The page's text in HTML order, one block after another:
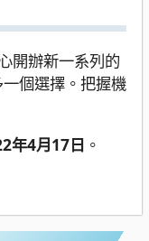
開辦新一系列的
個選擇。把握機
年4月17日 。